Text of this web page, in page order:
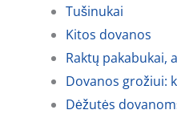
Tušinukai
Kitos dovanos
Raktų pakabukai,
Dovanos grožiui:
Dėžutės